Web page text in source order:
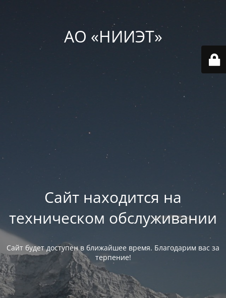
АО «НИИЭТ»
Сайт находится на
техническом обслуживании
Сайт будет доступен в ближайшее время. Благодарим вас за
терпение!